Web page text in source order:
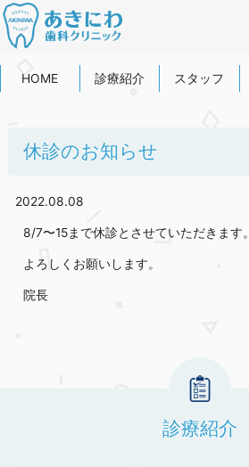
HOME 診療紹介 スタッフ
休診のお知らせ
2022.08.08
8/7〜15まで休診とさせていただきます。
よろしくお願いします。
院長
診療紹介